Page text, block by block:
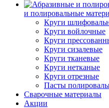
и полировальные
Круги
Круги войлочные
Круги
Круги сизалевые
Круги тканевые
Круги нетканые
Круги отрезные
Пасты
Сварочные материалы
Акции